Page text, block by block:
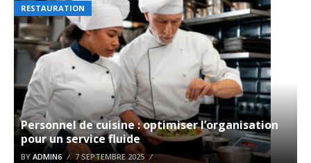
RESTAURATION
Personnel de cuisine : optimiser l’organisation
pour un service fluide
BY ADMIN6 7 SEPTEMBRE 2025